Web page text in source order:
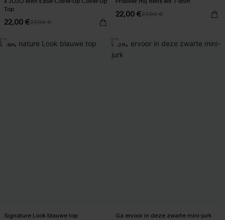
Top
22,00 €27,00 €
22,00 €27,00 €
-19%
Signature Look blauwe top
-21%
Ga ervoor in deze zwarte mini-jurk